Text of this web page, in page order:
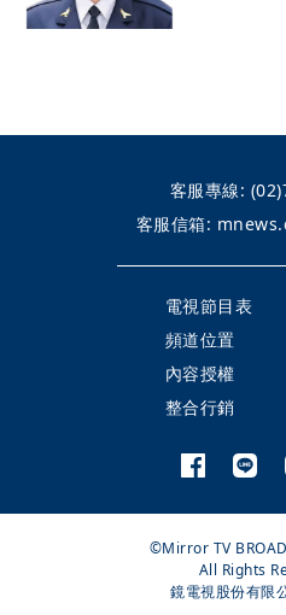
客服專線:
客服信箱:
電視節目表
頻道位置
內容授權
整合行銷
©Mirror TV
All Rights
鏡電視股份有限